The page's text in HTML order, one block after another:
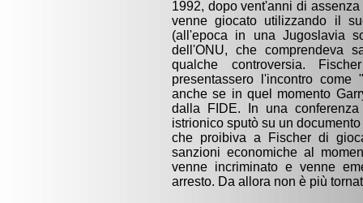
1992, dopo vent'anni di
venne giocato utilizzando il
(all'epoca in una Jugoslavia
dell'ONU, che comprendeva
qualche controversia.
presentassero l'incontro
anche se in quel momento
dalla FIDE. In una
istrionico sputò su un
che proibiva a Fischer di
sanzioni economiche al
venne incriminato e venne
arresto. Da allora non è più